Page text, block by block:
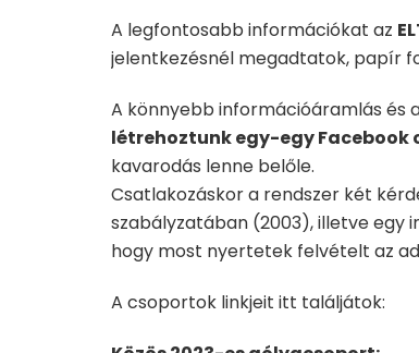
A legfontosabb információkat az
jelentkezésnél megadtatok, papír
A könnyebb információáramlás és
létrehoztunk egy-egy Facebook
kavarodás lenne belőle.
Csatlakozáskor a rendszer két
szabályzatában (2003), illetve egy
hogy most nyertetek felvételt az
A csoportok linkjeit itt találjátok: